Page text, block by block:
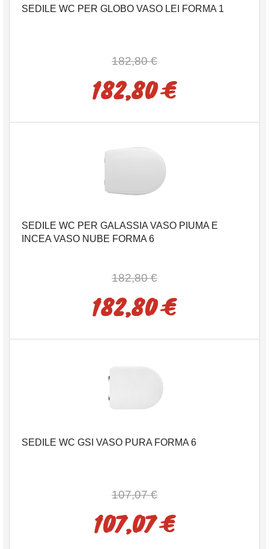
SEDILE WC PER GLOBO VASO LEI FORMA 1
182,80 €
182,80 €
SEDILE WC PER GALASSIA VASO PIUMA E
INCEA VASO NUBE FORMA 6
182,80 €
182,80 €
SEDILE WC GSI VASO PURA FORMA 6
107,07 €
107,07 €